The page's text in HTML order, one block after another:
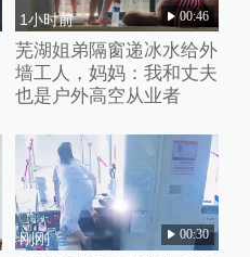
1小时前 00:46
芜湖姐弟隔窗递冰水给外
墙工人，妈妈：我和丈夫
也是户外高空从业者
刚刚 00:30